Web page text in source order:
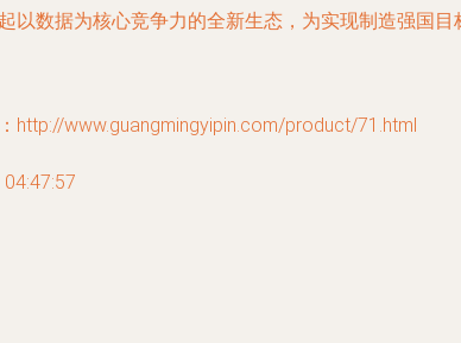
以数据为核心竞争力的全新生态，为实现制造强国目
http://www.guangmingyipin.com/product/71.html